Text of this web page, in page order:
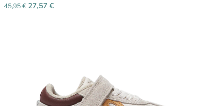
45,95€ 27,57 €